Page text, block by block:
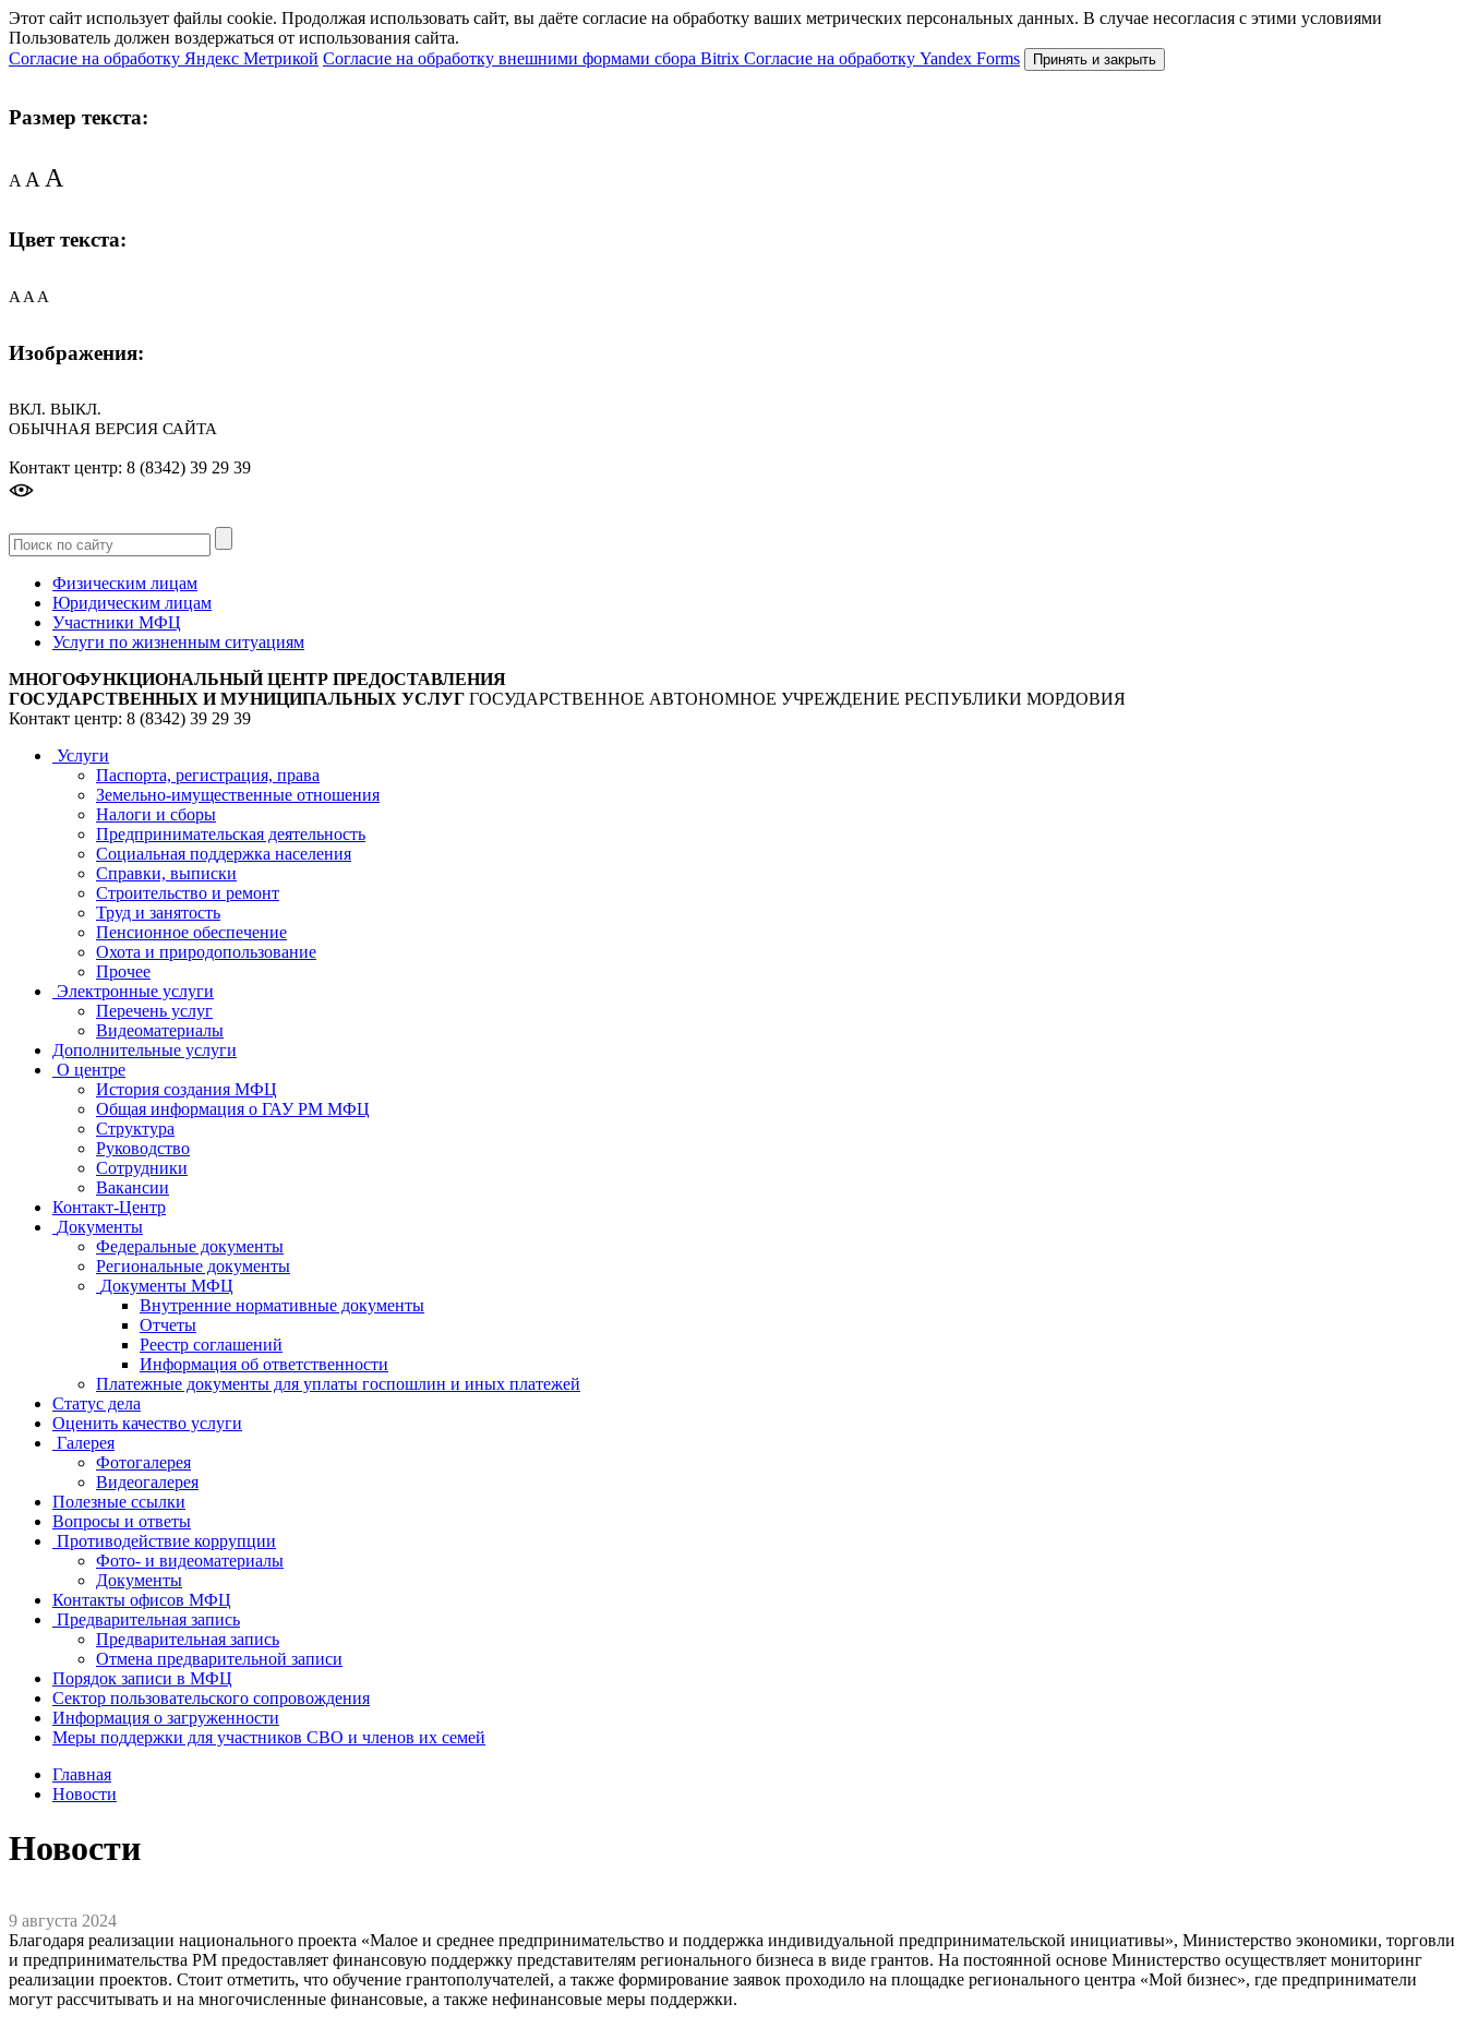
Этот сайт использует файлы cookie. Продолжая использовать сайт, вы даёте согласие на обработку ваших метрических персональных данных. В случае несогласия с этими условиями
Пользователь должен воздержаться от использования сайта.
Согласие на обработку Яндекс Метрикой Согласие на обработку внешними формами сбора Bitrix Согласие на обработку Yandex Forms Принять и закрыть
Размер текста:
AAA
Цвет текста:
A A A
Изображения:
ВКЛ. ВЫКЛ.
ОБЫЧНАЯ ВЕРСИЯ САЙТА
Контакт центр: 8 (8342) 39 29 39
Физическим лицам
Юридическим лицам
Участники МФЦ
Услуги по жизненным ситуациям
МНОГОФУНКЦИОНАЛЬНЫЙ ЦЕНТР ПРЕДОСТАВЛЕНИЯ
ГОСУДАРСТВЕННЫХ И МУНИЦИПАЛЬНЫХ УСЛУГ ГОСУДАРСТВЕННОЕ АВТОНОМНОЕ УЧРЕЖДЕНИЕ РЕСПУБЛИКИ МОРДОВИЯ
Контакт центр: 8 (8342) 39 29 39
Услуги
Паспорта, регистрация, права
Земельно-имущественные отношения
Налоги и сборы
Предпринимательская деятельность
Социальная поддержка населения
Справки, выписки
Строительство и ремонт
Труд и занятость
Пенсионное обеспечение
Охота и природопользование
Прочее
Электронные услуги
Перечень услуг
Видеоматериалы
Дополнительные услуги
О центре
История создания МФЦ
Общая информация о ГАУ РМ МФЦ
Структура
Руководство
Сотрудники
Вакансии
Контакт-Центр
Документы
Федеральные документы
Региональные документы
Документы МФЦ
Внутренние нормативные документы
Отчеты
Реестр соглашений
Информация об ответственности
Платежные документы для уплаты госпошлин и иных платежей
Статус дела
Оценить качество услуги
Галерея
Фотогалерея
Видеогалерея
Полезные ссылки
Вопросы и ответы
Противодействие коррупции
Фото- и видеоматериалы
Документы
Контакты офисов МФЦ
Предварительная запись
Предварительная запись
Отмена предварительной записи
Порядок записи в МФЦ
Сектор пользовательского сопровождения
Информация о загруженности
Меры поддержки для участников СВО и членов их семей
Главная
Новости
Новости
9 августа 2024
Благодаря реализации национального проекта «Малое и среднее предпринимательство и поддержка индивидуальной предпринимательской инициативы», Министерство экономики, торговли
и предпринимательства РМ предоставляет финансовую поддержку представителям регионального бизнеса в виде грантов. На постоянной основе Министерство осуществляет мониторинг
реализации проектов. Стоит отметить, что обучение грантополучателей, а также формирование заявок проходило на площадке регионального центра «Мой бизнес», где предприниматели
могут рассчитывать и на многочисленные финансовые, а также нефинансовые меры поддержки.